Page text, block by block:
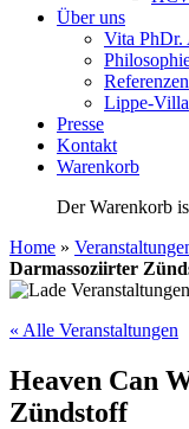
Über uns
Vita PhDr.
Referenzen
Lippe-Villa
Presse
Kontakt
Warenkorb
Der Warenkorb
Home »
Darmassoziirter
« Alle Veranstaltungen
Heaven Can
Zündstoff